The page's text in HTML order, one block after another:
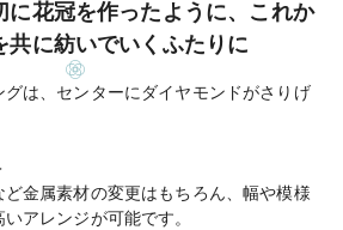
に花冠を作ったように、これか
共に紡いでいくふたりに
は、センターにダイヤモンドがさりげ
金属素材の変更はもちろん、幅や模様
アレンジが可能です。